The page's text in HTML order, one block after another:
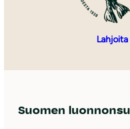
Lahjoita
Suomen